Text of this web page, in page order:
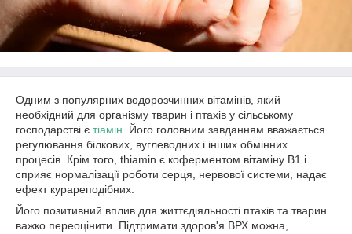
Одним з популярних водорозчинних вітамінів, який
необхідний для організму тварин і птахів у сільському
господарстві є тіамін . Його головним завданням вважається
регулювання білкових, вуглеводних і інших обмінних
процесів. Крім того, thiamin є коферментом вітаміну В1 і
сприяє нормалізації роботи серця, нервової системи, надає
ефект курареподібних.
Його позитивний вплив для життєдіяльності птахів та тварин
важко переоцінити. Підтримати здоров'я ВРХ можна,